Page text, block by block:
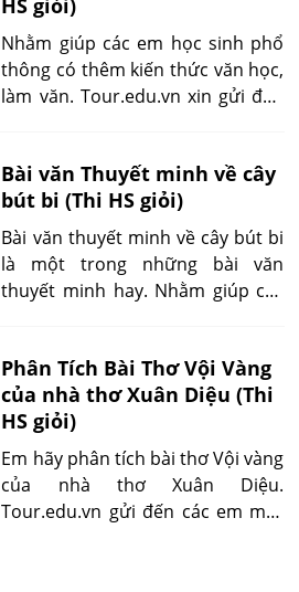
Nhằm giúp các em học sinh phổ
thông có thêm kiến thức văn học,
làm văn. Tour.edu.vn xin gửi đến
thơ Hàn Mạc Tử
Bài văn Thuyết minh về cây
bút bi (Thi HS giỏi)
Bài văn thuyết minh về cây bút bi
là một trong những bài văn
thuyết minh hay. Nhằm giúp các
các em một số bài văn mẫu để
tham khảo.
Phân Tích Bài Thơ Vội Vàng
của nhà thơ Xuân Diệu (Thi
HS giỏi)
Em hãy phân tích bài thơ Vội vàng
của nhà thơ Xuân Diệu.
Tour.edu.vn gửi đến các em một